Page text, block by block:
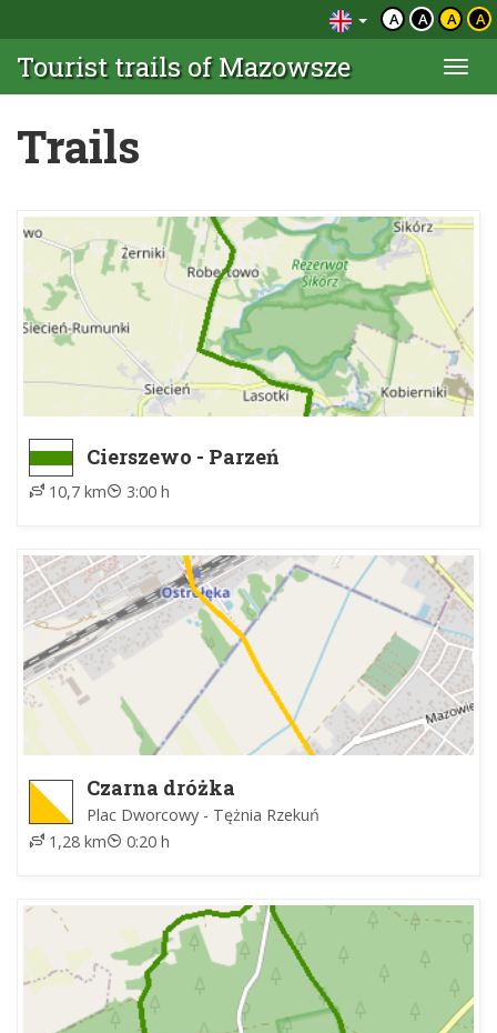
A A A A
Tourist trails of Mazowsze
Trails
Cierszewo - Parzeń
10,7 km 3:00 h
Czarna dróżka
Plac Dworcowy - Tężnia Rzekuń
1,28 km
0:20 h